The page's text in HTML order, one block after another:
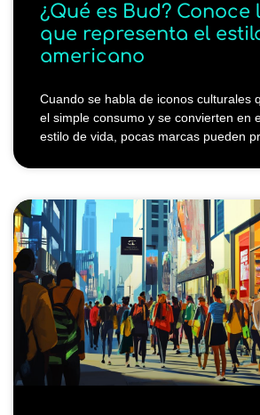
¿Qué es Bud? Conoce
que representa el
americano
Cuando se habla de iconos culturales
el simple consumo y se convierten en
estilo de vida, pocas marcas pueden